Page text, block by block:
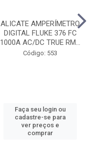
ALICATE AMPERÍMETRO
DIGITAL FLUKE 376 FC
1000A AC/DC TRUE RM...
Código: 553
Faça seu login ou
cadastre-se para
ver preços e
comprar